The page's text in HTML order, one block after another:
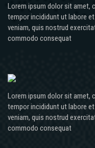
Lorem ipsum dolor sit amet,
tempor incididunt ut labore
veniam, quis nostrud
commodo consequat
Lorem ipsum dolor sit amet,
tempor incididunt ut labore
veniam, quis nostrud
commodo consequat